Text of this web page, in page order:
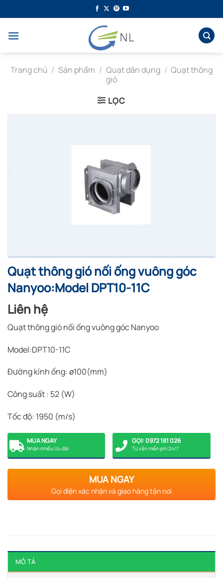
qua
dung
Trang chủ / Sản phẩm / Quạt dân dụng / Quạt thông
gió
LỌC
Quạt thông gió nối ống vuông góc
Nanyoo:Model DPT10-11C
Liên hệ
Quạt thông gió nối ống vuông góc Nanyoo
Model:DPT10-11C
Đường kính ống: ø100(mm)
Công suất : 52 (W)
Tốc độ: 1950 (m/s)
MUA NGAY
Nhận nhiều Ưu đãi
GỌI: 0972 181 026
Tư vấn miễn phí 24/7
MUA NGAY
Gọi điện xác nhận và giao hàng tận nơi
MÔ TẢ